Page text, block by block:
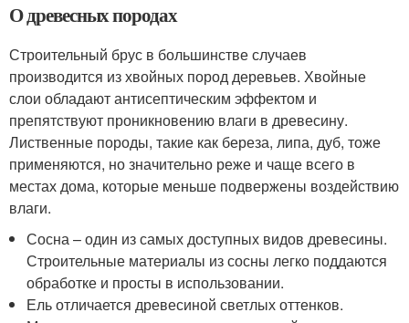
О древесных породах
Строительный брус в большинстве случаев
производится из хвойных пород деревьев. Хвойные
слои обладают антисептическим эффектом и
препятствуют проникновению влаги в древесину.
Лиственные породы, такие как береза, липа, дуб, тоже
применяются, но значительно реже и чаще всего в
местах дома, которые меньше подвержены воздействию
влаги.
Сосна – один из самых доступных видов древесины.
Строительные материалы из сосны легко поддаются
обработке и просты в использовании.
Ель отличается древесиной светлых оттенков.